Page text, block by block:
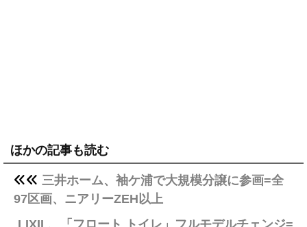
ほかの記事も読む
三井ホーム、袖ケ浦で大規模分譲に参画=全
97区画、ニアリーZEH以上
LIXIL、「フロート トイレ」フルモデルチェンジ=